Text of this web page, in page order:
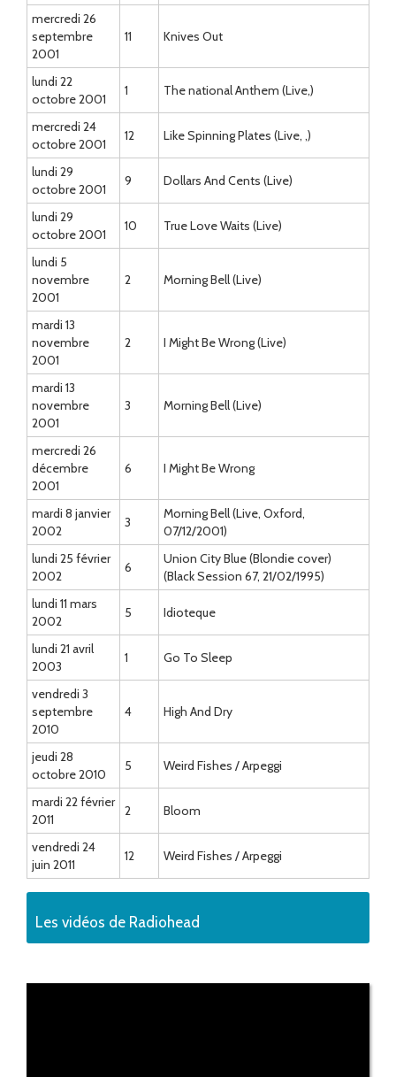
mercredi 26
septembre
2001
11 Knives Out
lundi 22
octobre 2001
1 The national Anthem (Live,)
mercredi 24
octobre 2001
12 Like Spinning Plates (Live, ,)
lundi 29
octobre 2001
9 Dollars And Cents (Live)
lundi 29
octobre 2001
10 True Love Waits (Live)
lundi 5
novembre
2001
2 Morning Bell (Live)
mardi 13
novembre
2001
2 I Might Be Wrong (Live)
mardi 13
novembre
2001
3 Morning Bell (Live)
mercredi 26
décembre
2001
6 I Might Be Wrong
mardi 8 janvier
2002
3
Morning Bell (Live, Oxford,
07/12/2001)
lundi 25 février
2002
6
Union City Blue (Blondie cover)
(Black Session 67, 21/02/1995)
lundi 11 mars
2002
5 Idioteque
lundi 21 avril
2003
1 Go To Sleep
vendredi 3
septembre
2010
4 High And Dry
jeudi 28
octobre 2010
5 Weird Fishes / Arpeggi
mardi 22 février
2011
2 Bloom
vendredi 24
juin 2011
12 Weird Fishes / Arpeggi
Les vidéos de Radiohead